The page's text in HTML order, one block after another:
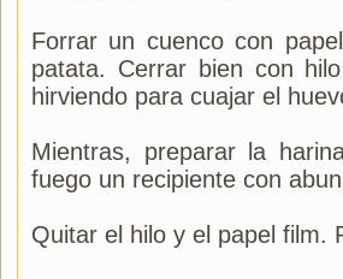
Forrar un cuenco con
patata. Cerrar bien con
hirviendo para cuajar el
Mientras, preparar la
fuego un recipiente con
Quitar el hilo y el papel film.